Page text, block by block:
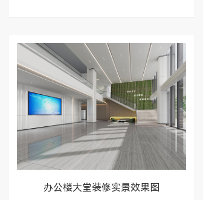
办公楼大堂装修实景效果图